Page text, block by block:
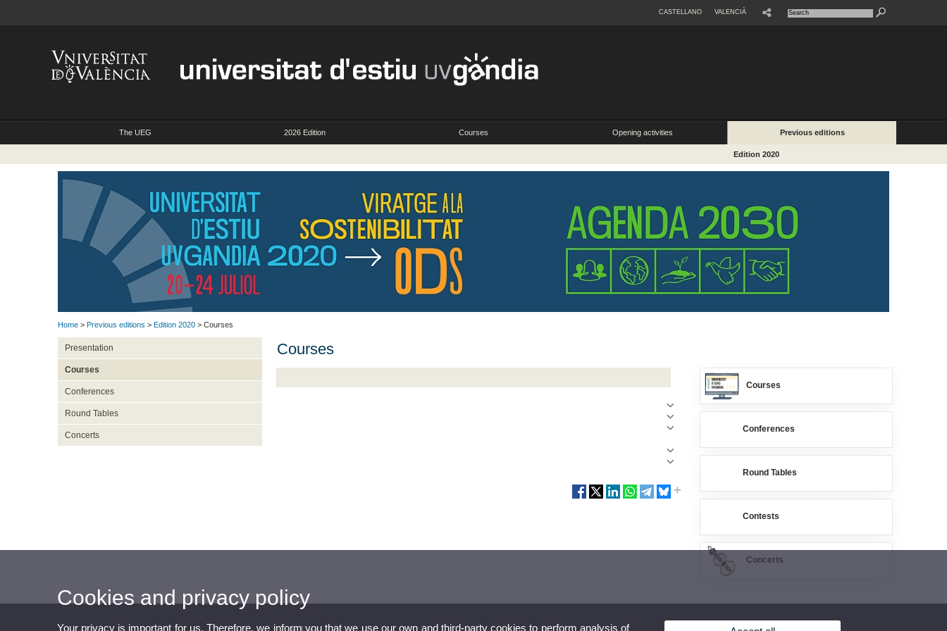
CASTELLANO VALENCIÀ
The UEG 2026 Edition Courses Opening activities Previous editions
Edition 2020
Home > Previous editions > Edition 2020 > Courses
Presentation
Courses
Conferences
Round Tables
Concerts
Courses
Courses
Conferences
Round Tables
Contests
Concerts
Cookies and privacy policy
Your privacy is important for us. Therefore, we inform you that we use our own and third-party cookies to perform analysis of